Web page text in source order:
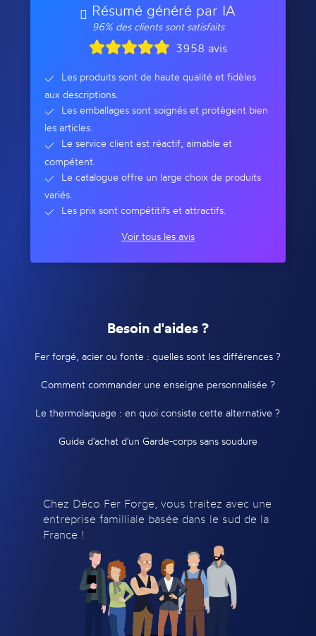
Résumé généré par IA
96% des clients sont satisfaits
3958 avis
Les produits sont de haute qualité et fidèles
aux descriptions.
Les emballages sont soignés et protègent bien
les articles.
Le service client est réactif, aimable et
compétent.
Le catalogue offre un large choix de produits
variés.
Les prix sont compétitifs et attractifs.
Voir tous les avis
Besoin d'aides ?
Fer forgé, acier ou fonte : quelles sont les différences ?
Comment commander une enseigne personnalisée ?
Le thermolaquage : en quoi consiste cette alternative ?
Guide d'achat d'un Garde-corps sans soudure
Chez Déco Fer Forge, vous traitez avec une
entreprise familliale basée dans le sud de la
France !